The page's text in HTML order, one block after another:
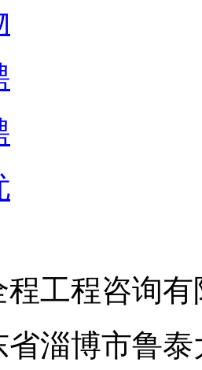
程工程咨询
省淄博市鲁